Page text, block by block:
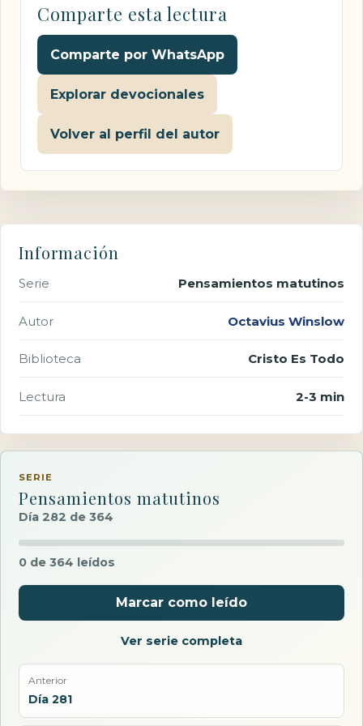
Comparte esta lectura
Comparte por WhatsApp
Explorar devocionales
Volver al perfil del autor
Información
Serie Pensamientos matutinos
Autor Octavius Winslow
Biblioteca Cristo Es Todo
Lectura 2-3 min
SERIE
Pensamientos matutinos
Día 282 de 364
0 de 364 leídos
Marcar como leído
Ver serie completa
Anterior
Día 281